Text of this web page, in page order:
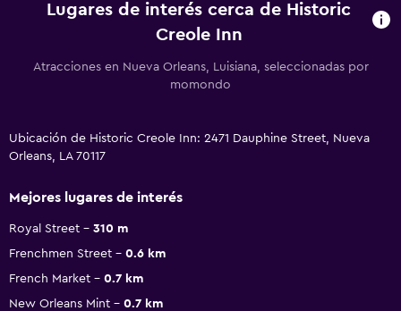
Lugares de interés cerca de Historic
Creole Inn
Atracciones en Nueva Orleans, Luisiana, seleccionadas por
momondo
Ubicación de Historic Creole Inn: 2471 Dauphine Street, Nueva
Orleans, LA 70117
Mejores lugares de interés
Royal Street
310 m
Frenchmen Street
0.6 km
French Market
0.7 km
New Orleans Mint
0.7 km